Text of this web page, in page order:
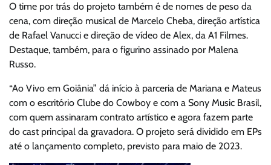
O time por trás do projeto também é de nomes de peso da
cena, com direção musical de Marcelo Cheba, direção artística
de Rafael Vanucci e direção de vídeo de Alex, da A1 Filmes.
Destaque, também, para o figurino assinado por Malena
Russo.
“Ao Vivo em Goiânia” dá início à parceria de Mariana e Mateus
com o escritório Clube do Cowboy e com a Sony Music Brasil,
com quem assinaram contrato artístico e agora fazem parte
do cast principal da gravadora. O projeto será dividido em EPs
até o lançamento completo, previsto para maio de 2023.